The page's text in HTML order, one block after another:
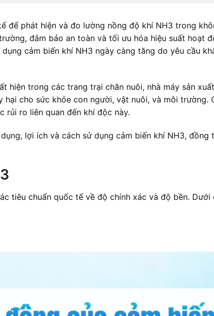
để phát hiện và đo lường nồng độ khí NH3 trong
đảm bảo an toàn và tối ưu hóa hiệu suất hoạt
cảm biến khí NH3 ngày càng tăng do yêu cầu
hiện trong các trang trại chăn nuôi, nhà máy sản
cho sức khỏe con người, vật nuôi, và môi trường.
rủi ro liên quan đến khí độc này.
lợi ích và cách sử dụng cảm biến khí NH3,
tiêu chuẩn quốc tế về độ chính xác và độ bền.